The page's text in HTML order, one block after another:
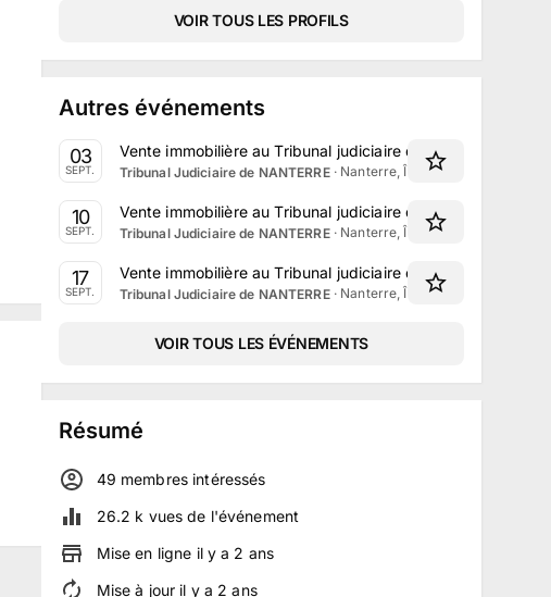
VOIR TOUS LES PROFILS
Autres événements
03
SEPT.
Vente immobilière au Tribunal judiciaire de Nanterre le 3
Tribunal Judiciaire de NANTERRE· Nanterre, Île-de-France
10
SEPT.
Vente immobilière au Tribunal judiciaire de Nanterre le 10
Tribunal Judiciaire de NANTERRE· Nanterre, Île-de-France
17
SEPT.
Vente immobilière au Tribunal judiciaire de Nanterre le 17
Tribunal Judiciaire de NANTERRE· Nanterre, Île-de-France
VOIR TOUS LES ÉVÉNEMENTS
Résumé
49 membresintéressés
26.2 k vues de l'événement
Mise en ligne il y a 2 ans
Mise à jour il y a 2 ans